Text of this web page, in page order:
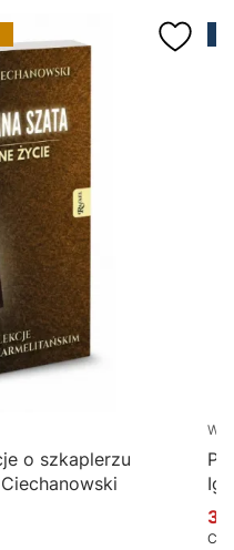
o szkaplerzu